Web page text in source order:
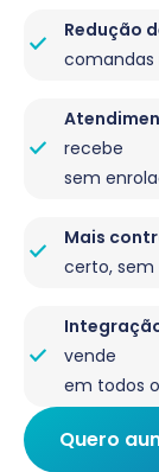
Redução
comandas
recebe
sem
Mais
certo, sem
vende
em todos
Quero